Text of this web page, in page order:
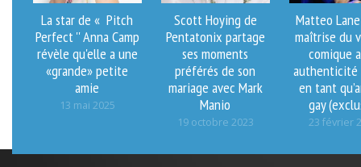
La star de « Pitch
Perfect '' Anna Camp
révèle qu'elle a une
«grande» petite
amie
13 mai 2025
Scott Hoying de
Pentatonix partage
ses moments
préférés de son
mariage avec Mark
Manio
19 octobre 2023
Matteo
maîtrise du
comique
en tant
gay
23 février